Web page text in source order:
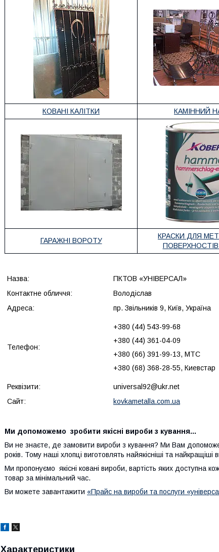
КОВАНІ КАЛІТКИ КАМІННИЙ
ГАРАЖНІ ВОРОТУ
КРАСКИ ДЛЯ
ПОВЕРХНОСТІВ
Назва:
ПКТОВ «УНІВЕРСАЛ»
Контактне обличчя:
Володіслав
Адреса:
пр. Звільників 9, Київ, Україна
Телефон:
+380 (44) 543-99-68
+380 (44) 361-04-09
+380 (66) 391-99-13, МТС
+380 (68) 368-28-55, Киевстар
Реквізити:
universal92@ukr.net
Сайт:
kovkametalla.com.ua
Ми допоможемо зробити якісні вироби з кування...
Ви не знаєте, де замовити вироби з кування? Ми Вам
років. Тому наші хлопці виготовлять найякісніші та
Ми пропонуємо якісні ковані вироби, вартість яких доступна
товар за мінімальний час.
Ви можете завантажити «Прайс на вироби та послуги
Характеристики